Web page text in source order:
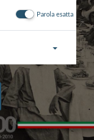
Parola esatta